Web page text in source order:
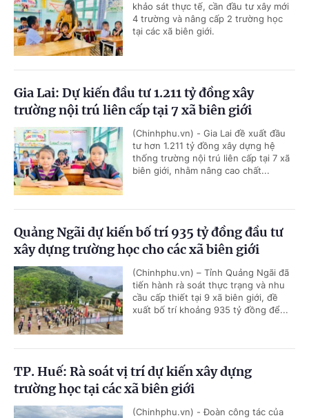
khảo sát thực tế, cần đầu tư xây mới
4 trường và nâng cấp 2 trường học
tại các xã biên giới.
Gia Lai: Dự kiến đầu tư 1.211 tỷ đồng xây
trường nội trú liên cấp tại 7 xã biên giới
(Chinhphu.vn) - Gia Lai đề xuất đầu
tư hơn 1.211 tỷ đồng xây dựng hệ
thống trường nội trú liên cấp tại 7 xã
biên giới, nhằm nâng cao chất...
Quảng Ngãi dự kiến bố trí 935 tỷ đồng đầu tư
xây dựng trường học cho các xã biên giới
(Chinhphu.vn) – Tỉnh Quảng Ngãi đã
tiến hành rà soát thực trạng và nhu
cầu cấp thiết tại 9 xã biên giới, đề
xuất bố trí khoảng 935 tỷ đồng để...
TP. Huế: Rà soát vị trí dự kiến xây dựng
trường học tại các xã biên giới
(Chinhphu.vn) - Đoàn công tác của